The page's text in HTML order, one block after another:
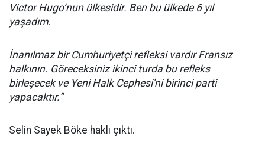
Victor Hugo’nun ülkesidir. Ben bu ülkede 6 yıl
yaşadım.
İnanılmaz bir Cumhuriyetçi refleksi vardır Fransız
halkının. Göreceksiniz ikinci turda bu refleks
birleşecek ve Yeni Halk Cephesi'ni birinci parti
yapacaktır.”
Selin Sayek Böke haklı çıktı.